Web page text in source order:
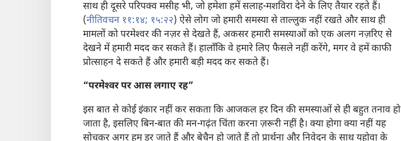
साथ ही दूसरे परिपक्व मसीह भी, जो हमेशा हमें सलाह-मशविरा देने के लिए तैयार रहते हैं।
(नीतिवचन ११:१४; १५:२२) ऐसे लोग जो हमारी समस्या से ताल्लुक नहीं रखते और साथ ही
मामलों को परमेश्‍वर की नज़र से देखते हैं, अकसर हमारी समस्याओं को एक अलग नज़रिए से
देखने में हमारी मदद कर सकते हैं। हालाँकि वे हमारे लिए फैसले नहीं करेंगे, मगर वे हमें काफी
प्रोत्साहन दे सकते हैं और हमारी बड़ी मदद कर सकते हैं।
“परमेश्‍वर पर आस लगाए रह”
इस बात से कोई इंकार नहीं कर सकता कि आजकल हर दिन की समस्याओं से ही बहुत तनाव हो
जाता है, इसलिए बिन-बात की मन-गढ़ंत चिंता करना ज़रूरी नहीं है। क्या होगा क्या नहीं यह
सोचकर अगर हम डर जाते हैं और बेचैन हो जाते हैं तो प्रार्थना और निवेदन के साथ यहोवा के